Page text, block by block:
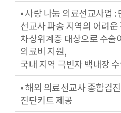
⦁ 사랑 나눔 의료선교사업
선교사 파송 지역의 어려운
차상위계층 대상으로 수술
의료비 지원,
국내 지역 극빈자 백내장
⦁ 해외 의료선교사 종합검
진단키트 제공